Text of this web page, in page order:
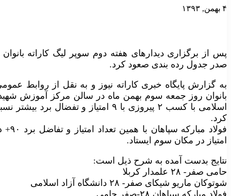
۴ بهمن, ۱۳۹۳
صدر جدول رده بندی صعود کرد.
به گزارش پایگاه خبری کاراته نیوز و به نقل از روابط
بانوان روز جمعه سوم بهمن ماه در سالن مرکز آموزش شهید
اسلامی با کسب ۲ پیروزی با ۹ امتیاز
کرد.
امتیاز در مکان سوم ایستاد.
نتایج بدست آمده به شرح ذیل است:
حامی صفر- ۲۸ علمدار کربلا
شوتوکان ماریو شیکای صفر- ۲۸ دانشگاه آزاد اسلامی